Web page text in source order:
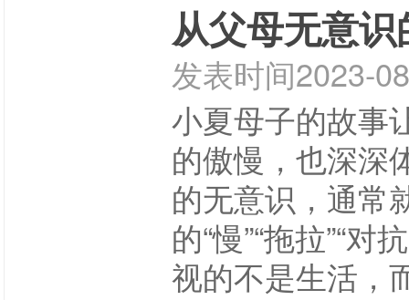
从父母无意
发表时间2023-
小夏母子的故事
的傲慢，也深深
的无意识，通常
的“慢”“拖拉”“
视的不是生活，